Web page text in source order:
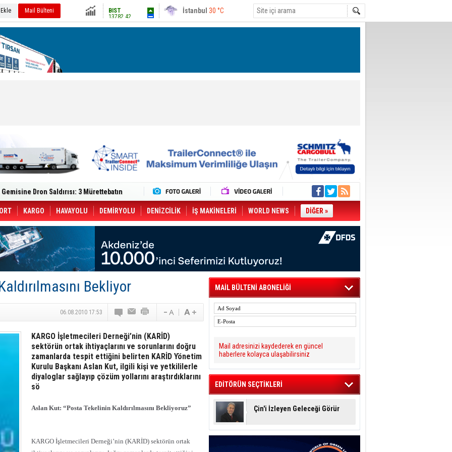
Mail Bülteni
Altın6516.58 Ankara32 °C
Master Red EDITION'ı ÖKN Lojistik
CCO'su Oldu
49 Destinasyonda İndirimli Taşıma
Aybir Lojistik Filosuna Katıldı
Dergi)
Yönetimini Dijitalleştiriyor
in June, Up 8.5%
ile Güçlendirdi
Saadia Zahidi Getirildi. IATA Tarihinde İlk
Zahidi as Director General
Ankara ile Hizmet Ağını Güçlendirdi
KARGO HAVAYOLU DEMİRYOLU DENİZCİLİK İŞ MAKİNELERİ WORLD NEWS DİĞER »
Bekliyor
06.08.2010 17:53
KARGO İşletmecileri Derneği’nin (KARİD)
sektörün ortak ihtiyaçlarını ve sorunlarını doğru
zamanlarda tespit ettiğini belirten KARİD Yönetim
Kurulu Başkanı Aslan Kut, ilgili kişi ve yetkililerle
diyaloglar sağlayıp çözüm yollarını araştırdıklarını
sö
Aslan Kut: “Posta Tekelinin Kaldırılmasını Bekliyoruz”
KARGO İşletmecileri Derneği’nin (KARİD) sektörün ortak
MAİL BÜLTENİ ABONELİĞİ
Mail adresinizi kaydederek en güncel
haberlere kolayca ulaşabilirsiniz
EDİTÖRÜN SEÇTİKLERİ
Çin'i İzleyen Geleceği Görür